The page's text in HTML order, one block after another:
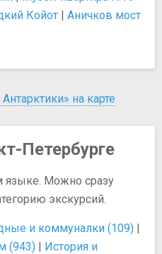
Койот | Аничков мост
на карте
Петербурге
языке. Можно сразу
экскурсий.
и коммуналки (109) |
(943) | История и